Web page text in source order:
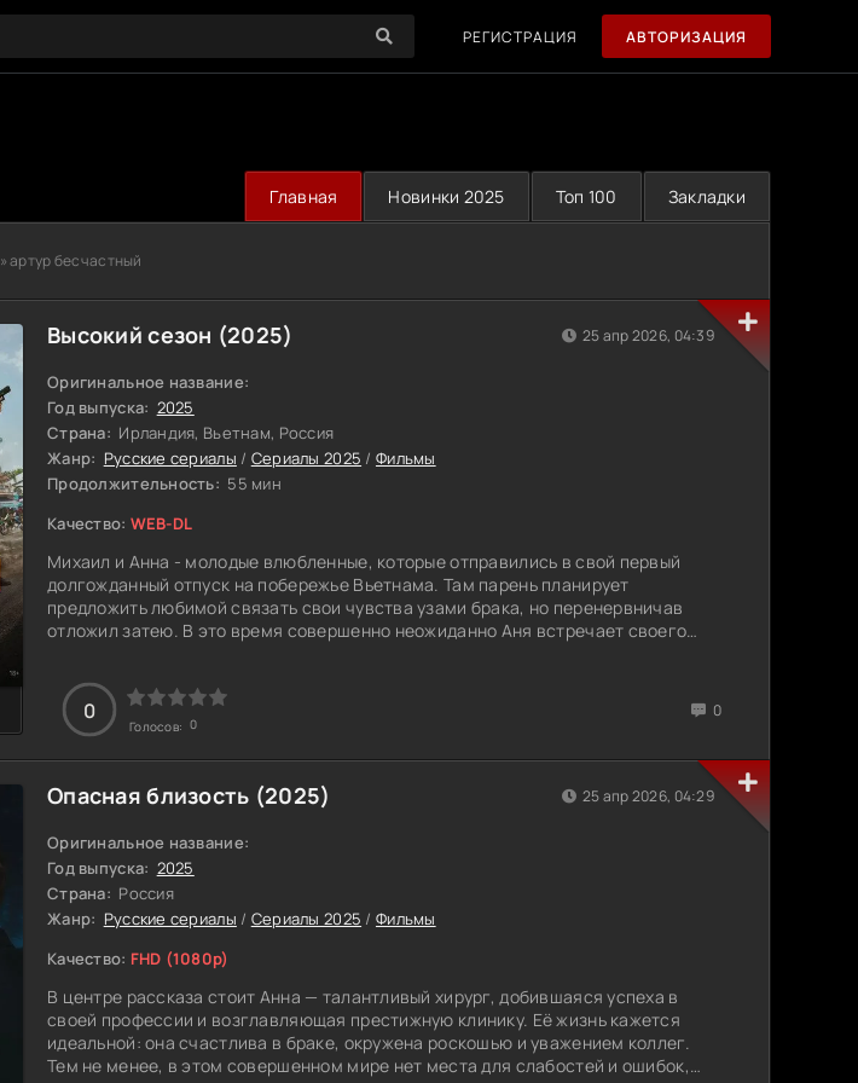
РЕГИСТРАЦИЯ АВТОРИЗАЦИЯ
Главная Новинки 2025 Топ 100 Закладки
» артур бесчастный
Высокий сезон (2025)
Оригинальное название:
Год выпуска: 2025
Страна: Ирландия, Вьетнам, Россия
Жанр: Русские сериалы / Сериалы 2025 / Фильмы
Продолжительность: 55 мин
Качество: WEB-DL
Михаил и Анна - молодые влюбленные, которые отправились в свой первый
долгожданный отпуск на побережье Вьетнама. Там парень планирует
предложить любимой связать свои чувства узами брака, но перенервничав
отложил затею. В это время совершенно неожиданно Аня встречает своего
Обнаружив пропажу избранницы Миша срезу обращается за помощью к
местным правоохранителям, но сталкивается с полным безразличием с их
Приступив к розыскам его судьба сводит с отважной девушкой Тао, которая
столкнулась с неприятностью - гибель сестры при загадочных обстоятельства.
Девушка вернулась в родные края ради расследования, но встретив
растерянного Мишу, принимает решение объединиться с ним. Вместе им
открывается множество тайн, связанные с прошлым его невесты.
0
Голосов: 0
0
25 апр 2026, 04:39
Опасная близость (2025)
Оригинальное название:
Год выпуска: 2025
Страна: Россия
Жанр: Русские сериалы / Сериалы 2025 / Фильмы
Качество: FHD (1080p)
В центре рассказа стоит Анна — талантливый хирург, добившаяся успеха в
своей профессии и возглавляющая престижную клинику. Её жизнь кажется
идеальной: она счастлива в браке, окружена роскошью и уважением коллег.
Тем не менее, в этом совершенном мире нет места для слабостей и ошибок,
25 апр 2026, 04:29